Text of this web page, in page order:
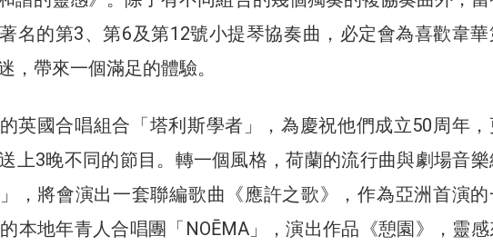
名的第3、第6及第12號小提琴協奏曲，必定會為喜歡韋華
，帶來一個滿足的體驗。
英國合唱組合「塔利斯學者」，為慶祝他們成立50周年，
上3晚不同的節目。轉一個風格，荷蘭的流行曲與劇場音樂
，將會演出一套聯編歌曲《應許之歌》，作為亞洲首演的
本地年青人合唱團「NOĒMA」，演出作品《憩園》，靈感